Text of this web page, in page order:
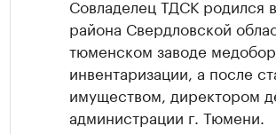
Совладелец ТДСК родился
района Свердловской
тюменском заводе
инвентаризации, а после
имуществом, директором
администрации г. Тюмени.